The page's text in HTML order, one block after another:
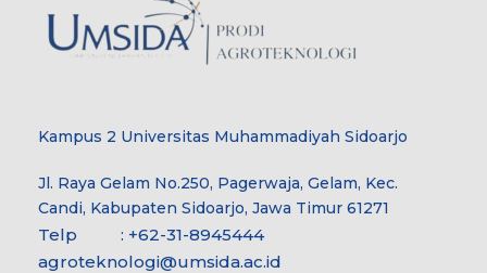
Kampus 2 Universitas Muhammadiyah Sidoarjo
Jl. Raya Gelam No.250, Pagerwaja, Gelam, Kec.
Candi, Kabupaten Sidoarjo, Jawa Timur 61271
Telp : +62-31-8945444
agroteknologi@umsida.ac.id